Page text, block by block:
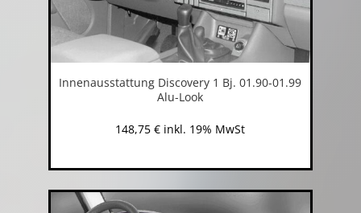
Innenausstattung Discovery 1 Bj. 01.90-01.99
Alu-Look
148,75€ inkl. 19% MwSt